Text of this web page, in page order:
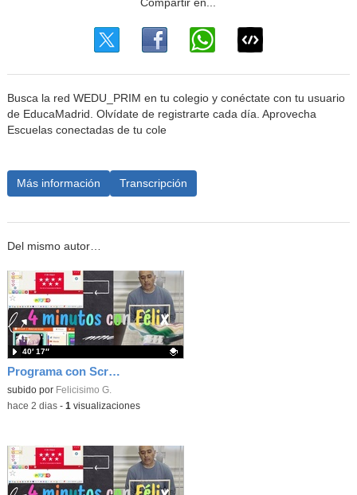
Busca la red WEDU_PRIM en tu colegio y conéctate con tu usuario
de EducaMadrid. Olvídate de registrarte cada día. Aprovecha
Escuelas conectadas de tu cole
Más información Transcripción
Del mismo autor…
Programa con Scratch, 8 diferentes juegos para vivir la emoción de los partidos de España en el mundial 2026
Contenido educativo.
subido por Felicisimo G.
40′ 17″
-hace 2 dias- 1 visualizaciones